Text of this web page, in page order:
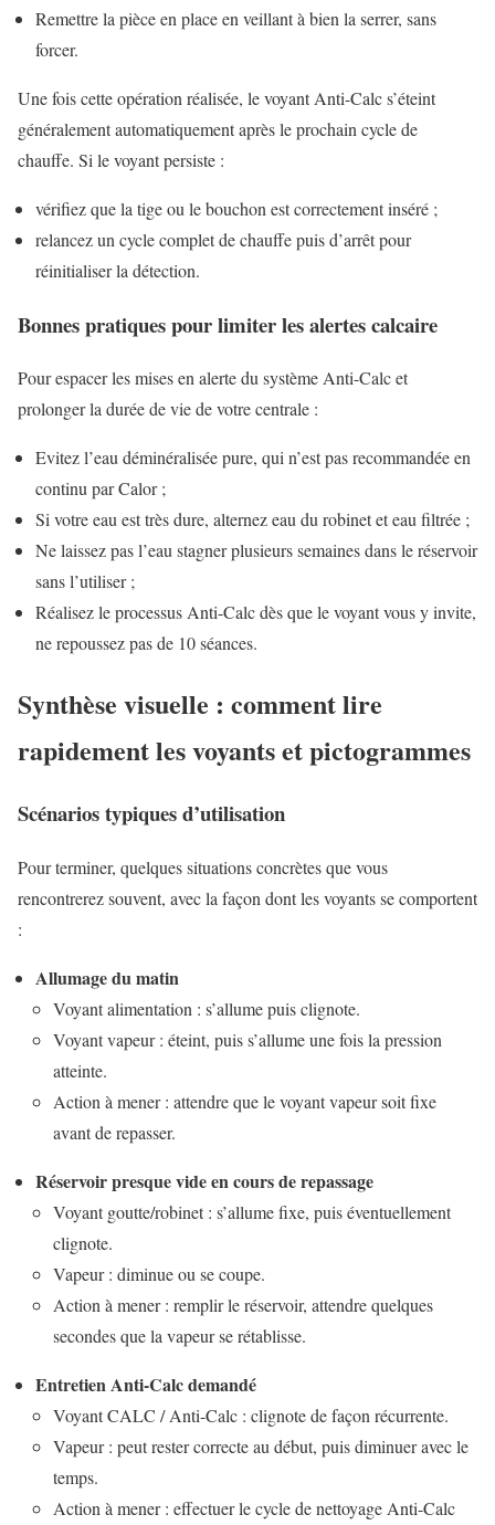
Remettre la pièce en place en veillant à bien la serrer, sans
forcer.
Une fois cette opération réalisée, le voyant Anti-Calc s’éteint
généralement automatiquement après le prochain cycle de
chauffe. Si le voyant persiste :
vérifiez que la tige ou le bouchon est correctement inséré ;
relancez un cycle complet de chauffe puis d’arrêt pour
réinitialiser la détection.
Bonnes pratiques pour limiter les alertes calcaire
Pour espacer les mises en alerte du système Anti-Calc et
prolonger la durée de vie de votre centrale :
Evitez l’eau déminéralisée pure, qui n’est pas recommandée en
continu par Calor ;
Si votre eau est très dure, alternez eau du robinet et eau filtrée ;
Ne laissez pas l’eau stagner plusieurs semaines dans le réservoir
sans l’utiliser ;
Réalisez le processus Anti-Calc dès que le voyant vous y invite,
ne repoussez pas de 10 séances.
Synthèse visuelle : comment lire
rapidement les voyants et pictogrammes
Scénarios typiques d’utilisation
Pour terminer, quelques situations concrètes que vous
rencontrerez souvent, avec la façon dont les voyants se comportent
:
Allumage du matin
Voyant alimentation : s’allume puis clignote.
Voyant vapeur : éteint, puis s’allume une fois la pression
atteinte.
Action à mener : attendre que le voyant vapeur soit fixe
avant de repasser.
Réservoir presque vide en cours de repassage
Voyant goutte/robinet : s’allume fixe, puis éventuellement
clignote.
Vapeur : diminue ou se coupe.
Action à mener : remplir le réservoir, attendre quelques
secondes que la vapeur se rétablisse.
Entretien Anti-Calc demandé
Voyant CALC / Anti-Calc : clignote de façon récurrente.
Vapeur : peut rester correcte au début, puis diminuer avec le
temps.
Action à mener : effectuer le cycle de nettoyage Anti-Calc